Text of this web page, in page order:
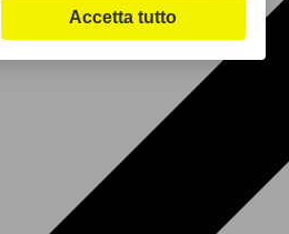
Accetta tutto